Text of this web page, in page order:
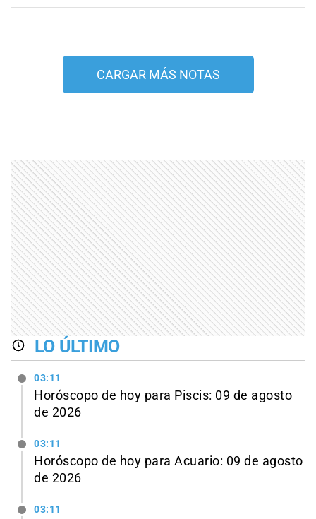
CARGAR MÁS NOTAS
LO ÚLTIMO
03:11
Horóscopo de hoy para Piscis: 09 de agosto
de 2026
03:11
Horóscopo de hoy para Acuario: 09 de agosto
de 2026
03:11